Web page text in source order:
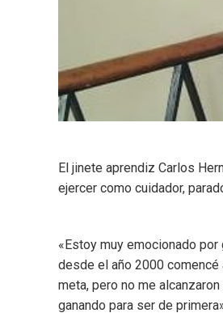
El jinete aprendiz Carlos
ejercer como cuidador,
«Estoy muy emocionado
desde el año 2000 comencé
meta, pero no me
ganando para ser de